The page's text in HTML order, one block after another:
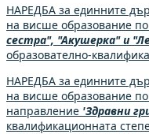
НАРЕДБА за единните
на висше образование
сестра", "Акушерка" и
образователно-
НАРЕДБА за единните
на висше образование
направление 'Здравни
квалификационната